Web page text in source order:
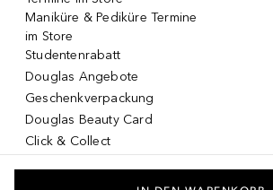
Maniküre & Pediküre Termine
im Store
Studentenrabatt
Douglas Angebote
Geschenkverpackung
Douglas Beauty Card
Click & Collect